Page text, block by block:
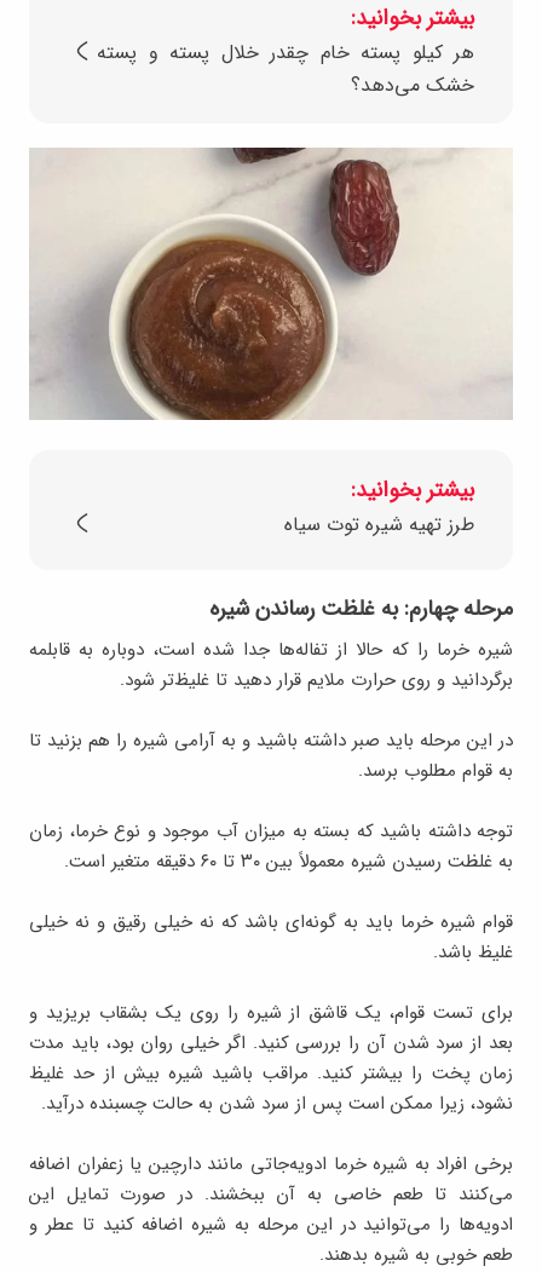
بیشتر بخوانید:
هر کیلو پسته خام چقدر خلال پسته و پسته
خشک می‌دهد؟
بیشتر بخوانید:
طرز تهیه شیره توت سیاه
مرحله چهارم: به غلظت رساندن شیره
شیره خرما را که حالا از تفاله‌ها جدا شده است، دوباره به قابلمه
برگردانید و روی حرارت ملایم قرار دهید تا غلیظ‌تر شود.
در این مرحله باید صبر داشته باشید و به آرامی شیره را هم بزنید تا
به قوام مطلوب برسد.
توجه داشته باشید که بسته به میزان آب موجود و نوع خرما، زمان
به غلظت رسیدن شیره معمولاً بین ۳۰ تا ۶۰ دقیقه متغیر است.
قوام شیره خرما باید به گونه‌ای باشد که نه خیلی رقیق و نه خیلی
غلیظ باشد.
برای تست قوام، یک قاشق از شیره را روی یک بشقاب بریزید و
بعد از سرد شدن آن را بررسی کنید. اگر خیلی روان بود، باید مدت
زمان پخت را بیشتر کنید. مراقب باشید شیره بیش از حد غلیظ
نشود، زیرا ممکن است پس از سرد شدن به حالت چسبنده درآید.
برخی افراد به شیره خرما ادویه‌جاتی مانند دارچین یا زعفران اضافه
می‌کنند تا طعم خاصی به آن ببخشند. در صورت تمایل این
ادویه‌ها را می‌توانید در این مرحله به شیره اضافه کنید تا عطر و
طعم خوبی به شیره بدهند.